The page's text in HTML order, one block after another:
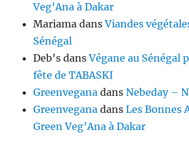
Veg’Ana à Dakar
Mariama dansViandes
Sénégal
Deb's dansVégane au Sénégal
fête de TABASKI
Greenvegana dansNebeday –
Greenvegana dansLes Bonnes
Green Veg’Ana à Dakar